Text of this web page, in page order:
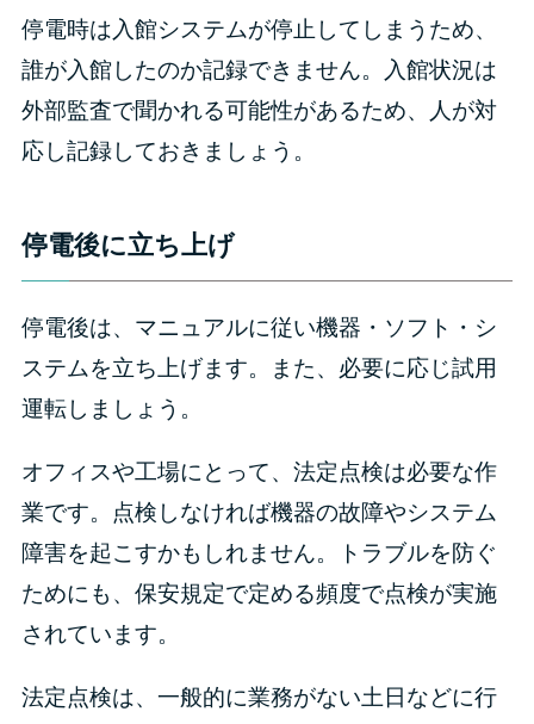
停電時は入館システムが停止してしまうため、
誰が入館したのか記録できません。入館状況は
外部監査で聞かれる可能性があるため、人が対
応し記録しておきましょう。
停電後に立ち上げ
停電後は、マニュアルに従い機器・ソフト・シ
ステムを立ち上げます。また、必要に応じ試用
運転しましょう。
オフィスや工場にとって、法定点検は必要な作
業です。点検しなければ機器の故障やシステム
障害を起こすかもしれません。トラブルを防ぐ
ためにも、保安規定で定める頻度で点検が実施
されています。
法定点検は、一般的に業務がない土日などに行